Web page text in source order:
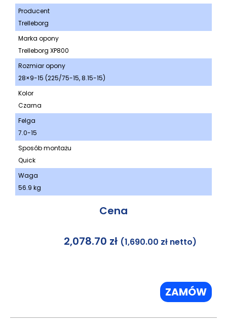
Producent
Trelleborg
Marka opony
Trelleborg XP800
Rozmiar opony
28×9-15 (225/75-15, 8.15-15)
Kolor
Czarna
Felga
7.0-15
Sposób montażu
Quick
Waga
56.9 kg
Cena
2,078.70 zł (1,690.00 zł netto)
ZAMÓW